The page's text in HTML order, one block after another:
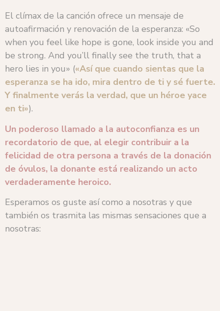
El clímax de la canción ofrece un mensaje de
autoafirmación y renovación de la esperanza: «So
when you feel like hope is gone, look inside you and
be strong. And you’ll finally see the truth, that a
hero lies in you» («Así que cuando sientas que la
esperanza se ha ido, mira dentro de ti y sé fuerte.
Y finalmente verás la verdad, que un héroe yace
en ti»).
Un poderoso llamado a la autoconfianza es un
recordatorio de que, al elegir contribuir a la
felicidad de otra persona a través de la donación
de óvulos, la donante está realizando un acto
verdaderamente heroico.
Esperamos os guste así como a nosotras y que
también os trasmita las mismas sensaciones que a
nosotras: